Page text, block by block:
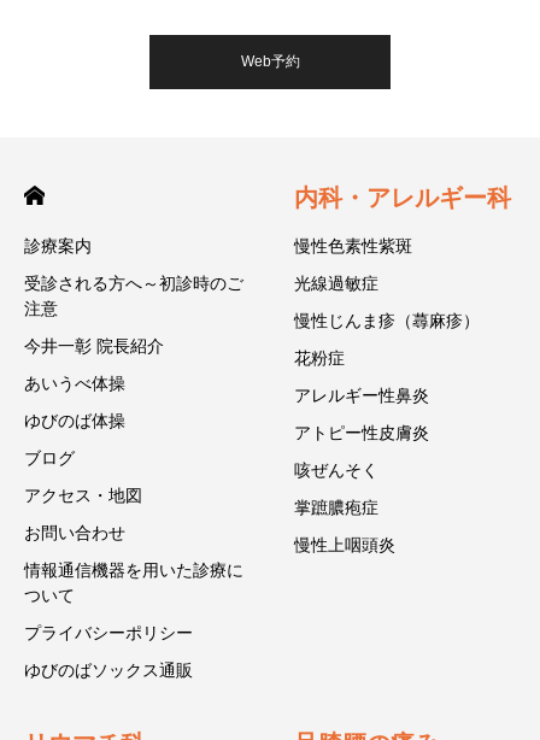
Web予約
診療案内
受診される方へ～初診時のご
注意
今井一彰 院長紹介
あいうべ体操
ゆびのば体操
ブログ
アクセス・地図
お問い合わせ
情報通信機器を用いた診療に
ついて
プライバシーポリシー
ゆびのばソックス通販
内科・アレルギー科
慢性色素性紫斑
光線過敏症
慢性じんま疹（蕁麻疹）
花粉症
アレルギー性鼻炎
アトピー性皮膚炎
咳ぜんそく
掌蹠膿疱症
慢性上咽頭炎